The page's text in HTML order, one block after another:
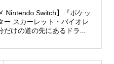
Nintendo Switch】『ポケッ
ー スカーレット・バイオレ
だけの道の先にあるドラ...